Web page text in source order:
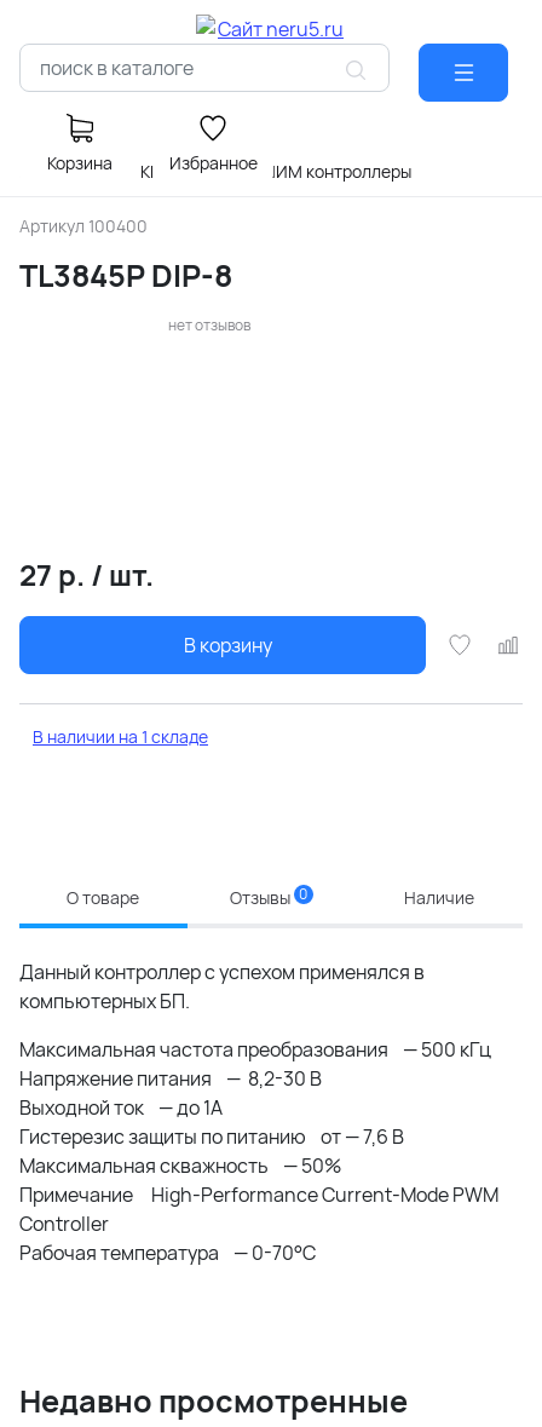
Корзина Избранное
Главная МИКРОСХЕМЫ ШИМ контроллеры
Артикул 100400
TL3845P DIP-8
нет отзывов
27 р. / шт.
В корзину
В наличии на 1 складе
О товаре Отзывы 0 Наличие
Данный контроллер с успехом применялся в
компьютерных БП.
Максимальная частота преобразования — 500 кГц
Напряжение питания — 8,2-30 В
Выходной ток — до 1А
Гистерезис защиты по питанию от — 7,6 В
Максимальная скважность — 50%
Примечание High-Performance Current-Mode PWM
Controller
Рабочая температура — 0-70°С
Недавно просмотренные